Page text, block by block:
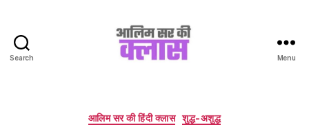
Search
Class
Menu
Categories
आलिम सर की हिंदी क्लास शुद्ध-अशुद्ध